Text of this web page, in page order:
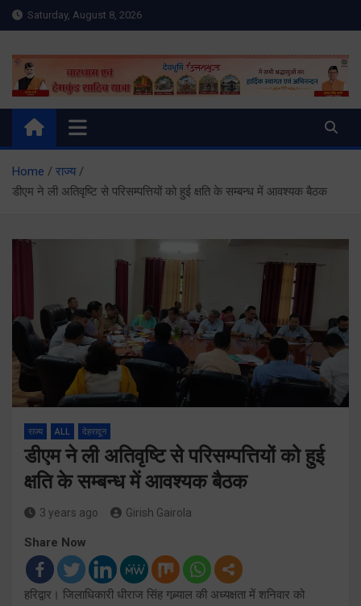
Skip
to
Saturday, August 8, 2026
Meru Raibar | Uttarakhand
News | Uttarkashi News
meruraibar.com
Home
राज्य
डीएम ने ली अतिवृष्टि से परिसम्पत्तियों को हुई क्षति के सम्बन्ध में आवश्यक बैठक
राज्य ALL देहरादून
डीएम ने ली अतिवृष्टि से परिसम्पत्तियों को हुई
क्षति के सम्बन्ध में आवश्यक बैठक
3 years ago Girish Gairola
Share Now
हरिद्वार। जिलाधिकारी धीराज सिंह गब्र्याल की अध्यक्षता में शनिवार को